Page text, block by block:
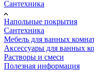
Сантехника
Напольные покрытия
Сантехника
Мебель для ванных
Аксессуары для ванных
Растворы и смеси
Полезная информация